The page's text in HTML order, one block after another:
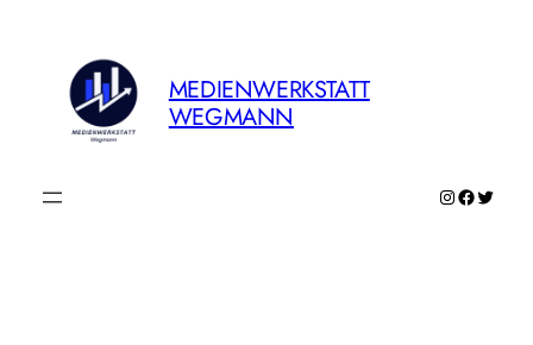
MEDIENWERKSTATT
WEGMANN
Instagram